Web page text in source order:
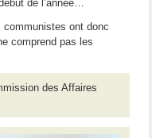
de l’année…
communistes ont donc
comprend pas les
des Affaires